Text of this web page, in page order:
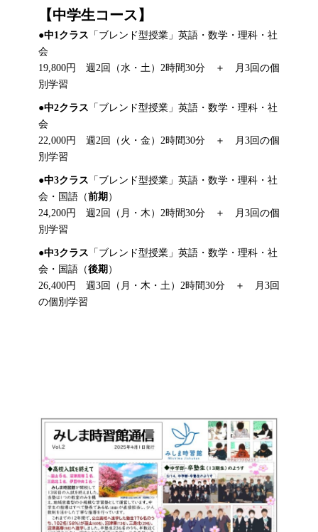
【中学生コース】
●中1クラス 「ブレンド型授業」英語・数学・理科・社
会
19,800円 週2回（水・土）2時間30分 ＋ 月3回の個
別学習
●中2クラス 「ブレンド型授業」英語・数学・理科・社
会
22,000円 週2回（火・金）2時間30分 ＋ 月3回の個
別学習
●中3クラス 「ブレンド型授業」英語・数学・理科・社
会・国語（前期 ）
24,200円 週2回（月・木）2時間30分 ＋ 月3回の個
別学習
●中3クラス 「ブレンド型授業」英語・数学・理科・社
会・国語（後期 ）
26,400円 週3回（月・木・土）2時間30分 ＋ 月3回
の個別学習